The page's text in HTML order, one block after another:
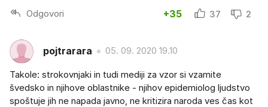
Odgovori +35 37 2
pojtrarara 05. 09. 2020 19.10
Takole: strokovnjaki in tudi mediji za vzor si vzamite
švedsko in njihove oblastnike - njihov epidemiolog ljudstvo
spoštuje jih ne napada javno, ne kritizira naroda ves čas kot